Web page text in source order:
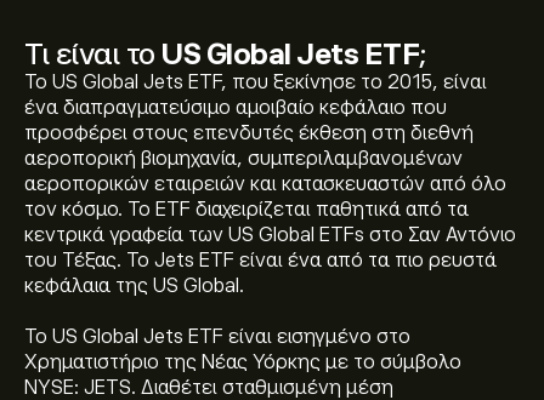
Τι είναι το US Global Jets ETF;
Το US Global Jets ETF, που ξεκίνησε το 2015, είναι
ένα διαπραγματεύσιμο αμοιβαίο κεφάλαιο που
προσφέρει στους επενδυτές έκθεση στη διεθνή
αεροπορική βιομηχανία, συμπεριλαμβανομένων
αεροπορικών εταιρειών και κατασκευαστών από όλο
τον κόσμο. Το ETF διαχειρίζεται παθητικά από τα
κεντρικά γραφεία των US Global ETFs στο Σαν Αντόνιο
του Τέξας. Το Jets ETF είναι ένα από τα πιο ρευστά
κεφάλαια της US Global.
Το US Global Jets ETF είναι εισηγμένο στο
Χρηματιστήριο της Νέας Υόρκης με το σύμβολο
NYSE: JETS. Διαθέτει σταθμισμένη μέση